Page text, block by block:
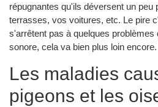
répugnantes qu'ils déversent un
terrasses, vos voitures, etc. Le pire
s'arrêtent pas à quelques problèmes
sonore, cela va bien plus loin encore.
Les maladies
pigeons et les